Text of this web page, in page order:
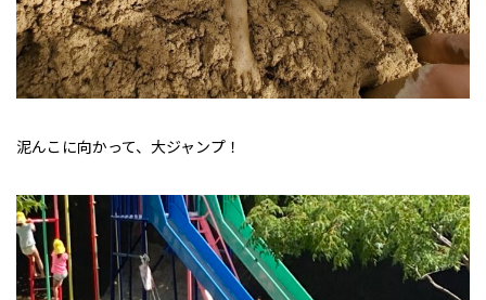
泥んこに向かって、大ジャンプ！